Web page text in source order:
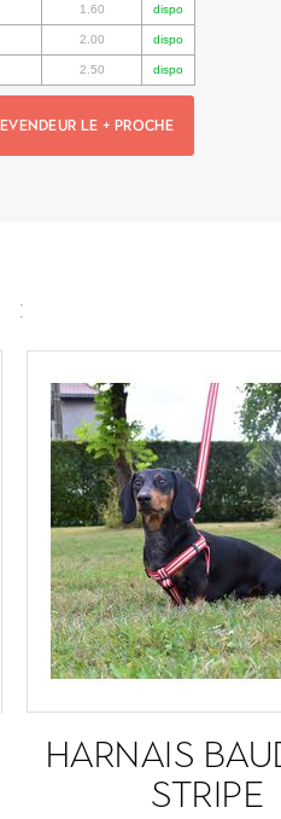
1.60 dispo
2.00 dispo
2.50 dispo
LE + PROCHE
:
HARNAIS
STRIPE